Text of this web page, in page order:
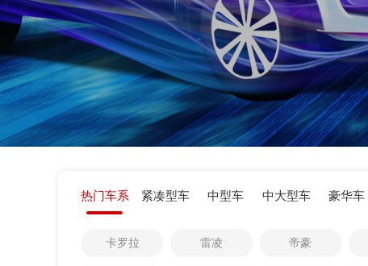
热门车系 紧凑型车 中型车 中大型车 豪华车
卡罗拉 雷凌 帝豪
0